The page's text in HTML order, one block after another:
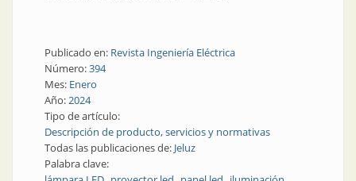
Publicado en: Revista Ingeniería Eléctrica
Número:394
Mes: Enero
Año:2024
Tipo de artículo:
Descripción de producto, servicios y normativas
Todas las publicaciones de: Jeluz
Palabra clave: